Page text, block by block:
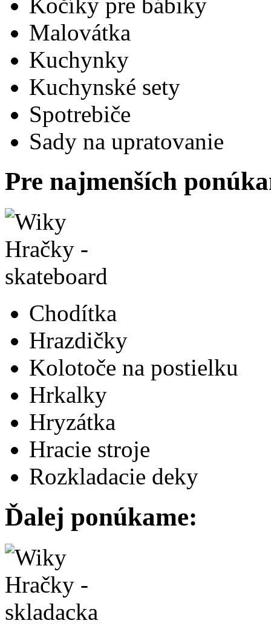
Malovátka
Kuchynky
Kuchynské sety
Spotrebiče
Sady na upratovanie
Pre najmenších
Chodítka
Hrazdičky
Kolotoče na postielku
Hrkalky
Hryzátka
Hracie stroje
Rozkladacie deky
Ďalej ponúkame: